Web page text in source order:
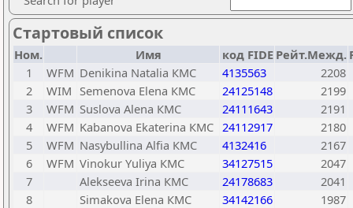
Стартовый список
Ном. Имя код FIDE Рейт.Межд.
1
WFM Denikina Natalia КМС 4135563
2208
2
WIM Semenova Elena КМС 24125148
2199
3
WFM Suslova Alena КМС 24111643
2191
4
WFM Kabanova Ekaterina КМС 24112917
2180
5
WFM Nasybullina Alfia КМС 4132416
2167
6
WFM Vinokur Yuliya КМС 34127515
2047
7
Alekseeva Irina КМС 24178683
2041
8
Simakova Elena КМС 34142166
1987